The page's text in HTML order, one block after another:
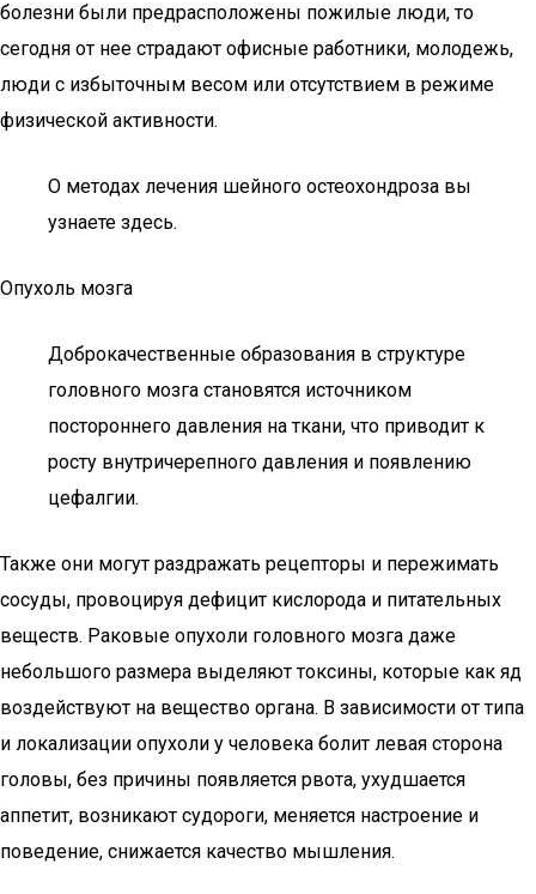
болезни были предрасположены пожилые люди, то
сегодня от нее страдают офисные работники, молодежь,
люди с избыточным весом или отсутствием в режиме
физической активности.
О методах лечения шейного остеохондроза вы
узнаете здесь.
Опухоль мозга
Доброкачественные образования в структуре
головного мозга становятся источником
постороннего давления на ткани, что приводит к
росту внутричерепного давления и появлению
цефалгии.
Также они могут раздражать рецепторы и пережимать
сосуды, провоцируя дефицит кислорода и питательных
веществ. Раковые опухоли головного мозга даже
небольшого размера выделяют токсины, которые как яд
воздействуют на вещество органа. В зависимости от типа
и локализации опухоли у человека болит левая сторона
головы, без причины появляется рвота, ухудшается
аппетит, возникают судороги, меняется настроение и
поведение, снижается качество мышления.